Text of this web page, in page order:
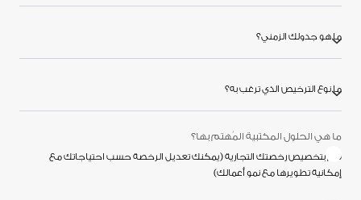
ما هي الحلول المكتبية المُهتم بها؟
قم بتخصيص رخصتك التجارية (يمكنك تعديل الرخصة حسب احتياجاتك مع
إمكانية تطويرها مع نمو أعمالك)